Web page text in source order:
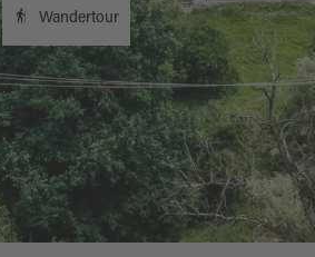
Wandertour